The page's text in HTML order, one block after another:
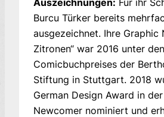
Burcu Türker bereits
ausgezeichnet. Ihre Graphic
Zitronen“ war 2016 unter
Comicbuchpreises der
Stiftung in Stuttgart. 2018
German Design Award in
Newcomer nominiert und